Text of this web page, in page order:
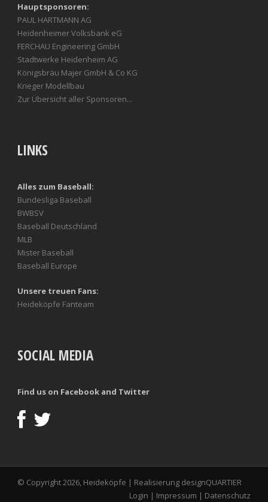
Hauptsponsoren:
PAUL HARTMANN AG
Heidenheimer Volksbank eG
FERCHAU Engineering GmbH
Stadtwerke Heidenheim AG
Königsbräu Majer GmbH & Co KG
Krieger Modellbau
Zur Übersicht aller Sponsoren...
LINKS
Alles zum Baseball:
Bundesliga Baseball
BWBSV
Baseball Deutschland
MLB
Mister Baseball
Baseball Europe
Unsere treuen Fans:
Heideköpfe Fanteam
SOCIAL MEDIA
Find us on Facebook and Twitter
© Copyright 2026, Heideköpfe | Realisierung designQUARTIER
Login | Impressum | Datenschutz